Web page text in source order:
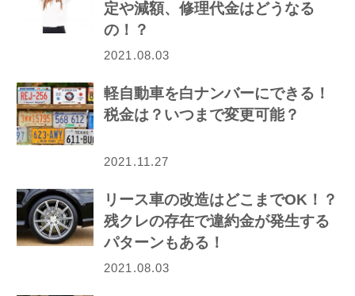
定や減額、修理代金はどうなる
の！？
2021.08.03
軽自動車を白ナンバーにできる！
税金は？いつまで変更可能？
2021.11.27
リース車の改造はどこまでOK！？
残クレの存在で違約金が発生する
パターンもある！
2021.08.03